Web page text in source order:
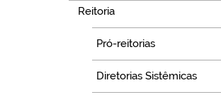
Reitoria
Pró-reitorias
Diretorias Sistêmicas